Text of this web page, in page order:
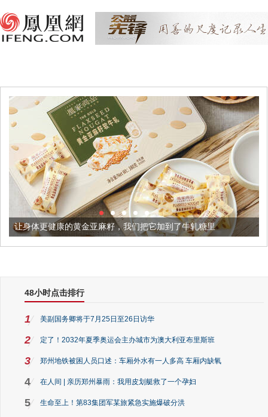
黄金亚麻籽，我们把它加到了牛轧糖里 被列入佛家七宝
48小时点击排行
1 美副国务卿将于7月25日至26日访华
2 定了！2032年夏季奥运会主办城市为澳大利亚布里斯班
3 郑州地铁被困人员口述：车厢外水有一人多高 车厢内缺氧
4 在人间 | 亲历郑州暴雨：我用皮划艇救了一个孕妇
5 生命至上！第83集团军某旅紧急实施爆破分洪